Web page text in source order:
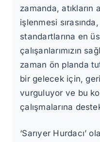
zamanda, atıkların
işlenmesi
standartlarına en
çalışanlarımızın
zaman ön planda
bir gelecek için,
vurguluyor ve bu
çalışmalarına
‘Sarıyer Hurdacı’